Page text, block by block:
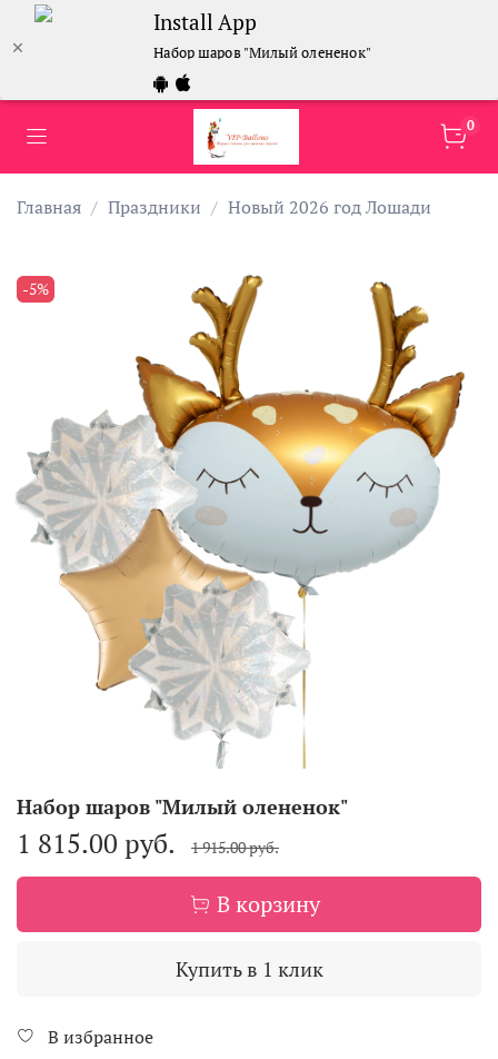
Install App
Набор шаров "Милый олененок"
0
Главная Праздники Новый 2026 год Лошади
-5%
Набор шаров "Милый олененок"
1 815.00 руб. 1 915.00 руб.
В корзину
Купить в 1 клик
В избранное